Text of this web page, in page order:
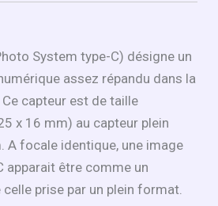
System type-C) désigne un
assez répandu dans la
capteur est de taille
x 16 mm) au capteur plein
A focale identique, une image
apparait être comme un
prise par un plein format.